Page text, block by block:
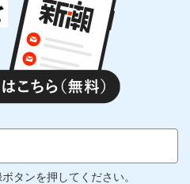
タンを押してください。